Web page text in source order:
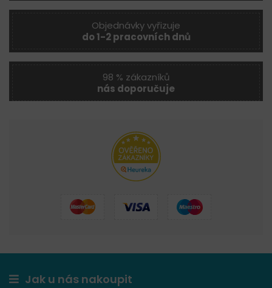
Objednávky vyřizuje
do 1-2 pracovních dnů
98 % zákazníků
nás doporučuje
Jak u nás nakoupit